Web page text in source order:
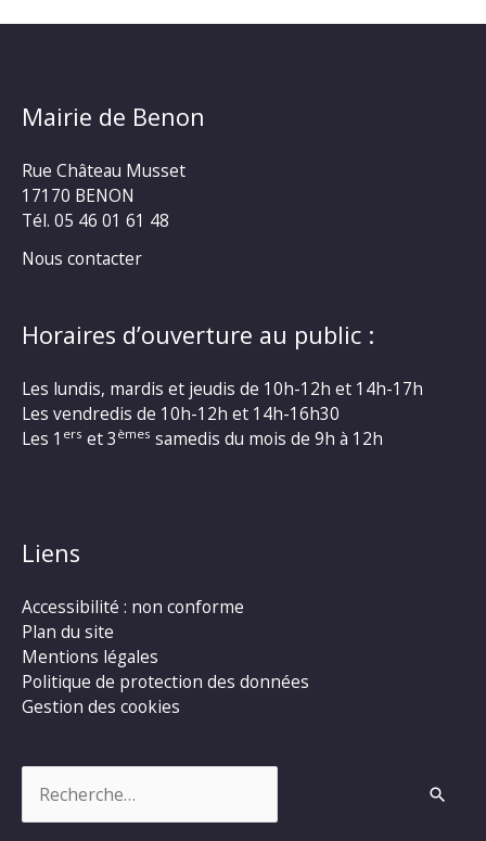
Mairie de Benon
Rue Château Musset
17170 BENON
Tél. 05 46 01 61 48
Nous contacter
Horaires d’ouverture au public :
Les lundis, mardis et jeudis de 10h-12h et 14h-17h
Les vendredis de 10h-12h et 14h-16h30
Les 1 ers et 3 èmes samedis du mois de 9h à 12h
Liens
Accessibilité : non conforme
Plan du site
Mentions légales
Politique de protection des données
Gestion des cookies